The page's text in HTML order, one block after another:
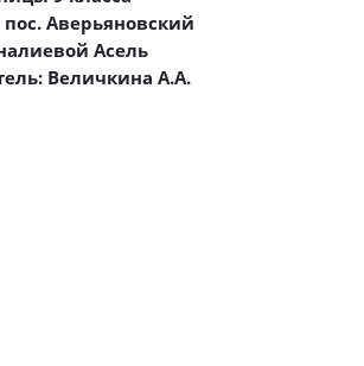
Аверьяновский
Асель
Величкина А.А.